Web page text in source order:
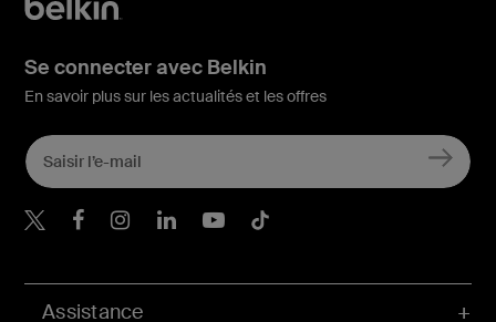
Composants élaborés
Assistance
Se connecter avec Belkin
En savoir plus sur les actualités et les offres
Belkin Twitter
Belkin Facebook
Belkin Instagram
Belkin LinkedIn
Belkin Youtube
Belkin TikTok